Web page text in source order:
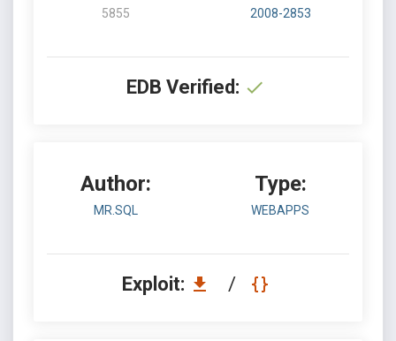
5855 2008-2853
EDB Verified:
Author:
MR.SQL
Type:
WEBAPPS
Exploit: /